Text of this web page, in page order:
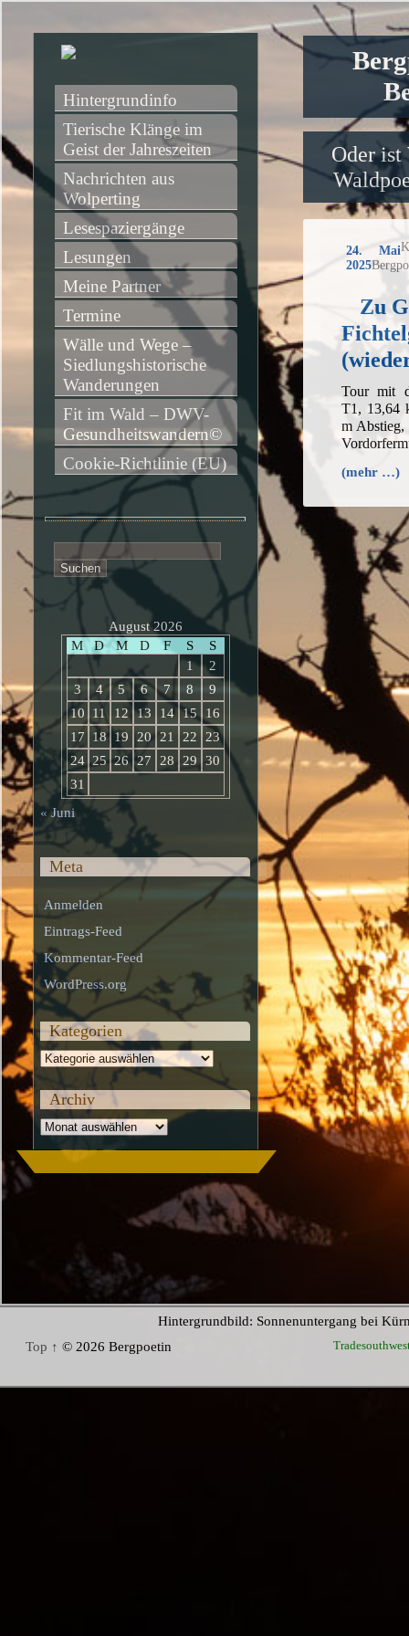
Oder ist
24. Mai
2025
Zu
Tour mit
T1, 13,64
m
(mehr …)
Hintergrundinfo
Tierische Klänge im
Geist der Jahreszeiten
Nachrichten aus
Wolperting
Lesespaziergänge
Lesungen
Meine Partner
Termine
Wälle und Wege –
Siedlungshistorische
Wanderungen
Fit im Wald – DWV-
Gesundheitswandern©
Cookie-Richtlinie (EU)
nach:
August 2026
M
D M D F S
S
1
2
3
4 5 6 7 8
9
10
11 12 13 14 15
16
17
18 19 20 21 22
23
24 25 26 27 28 29
30
31
« Juni
Meta
Anmelden
Eintrags-Feed
Kommentar-Feed
WordPress.org
Kategorien
Kategorien
Archiv
Archiv
Hintergrundbild: Sonnenuntergang bei
Top ↑ © 2026 Bergpoetin